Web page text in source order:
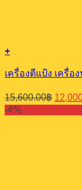
+
เครื่องตีแป้ง เครื่อ
15,600.00฿
price
was:
-4%